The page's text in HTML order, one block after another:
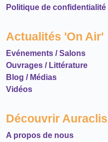
Politique de confidentialité
Actualités 'On Air'
Evénements / Salons
Ouvrages / Littérature
Blog / Médias
Vidéos
Découvrir Auraclis
A propos de nous